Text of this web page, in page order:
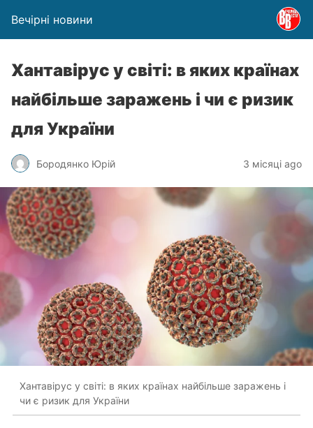
Вечірні новини
Хантавірус у світі: в яких країнах
найбільше заражень і чи є ризик
для України
Бородянко Юрій 3 місяці ago
Хантавірус у світі: в яких країнах найбільше заражень і
чи є ризик для України